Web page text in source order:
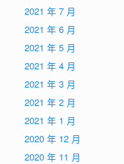
2021 年 7 月
2021 年 6 月
2021 年 5 月
2021 年 4 月
2021 年 3 月
2021 年 2 月
2021 年 1 月
2020 年 12 月
2020 年 11 月